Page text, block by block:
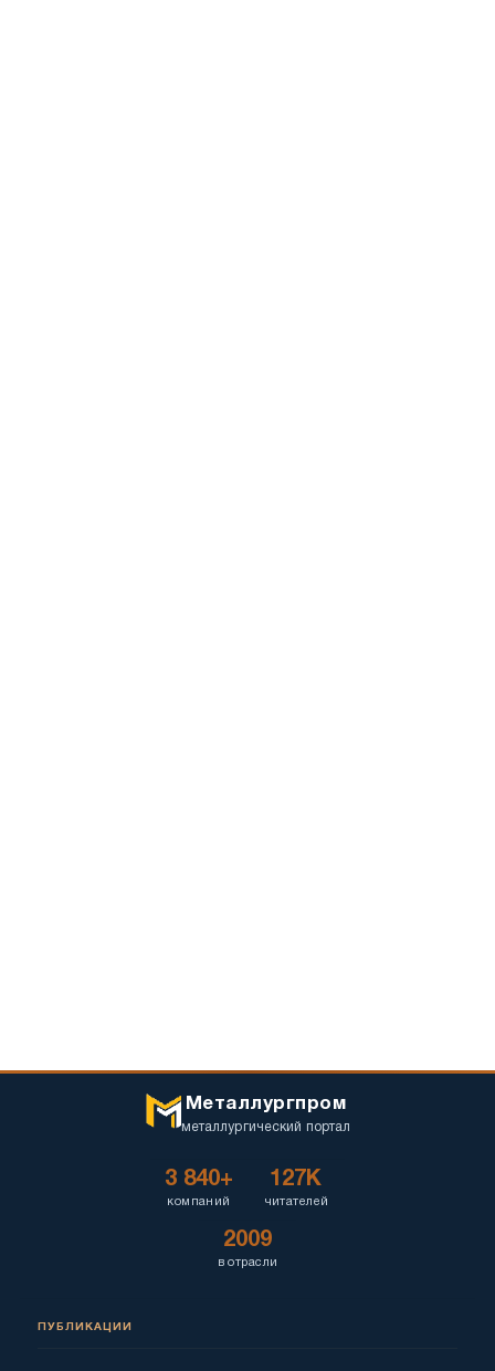
Металлургпром
металлургический портал
3 840+
компаний
127K
читателей
2009
в отрасли
ПУБЛИКАЦИИ